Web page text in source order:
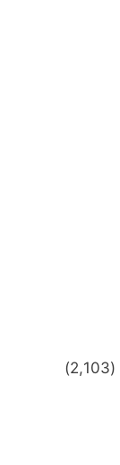
(2,103)